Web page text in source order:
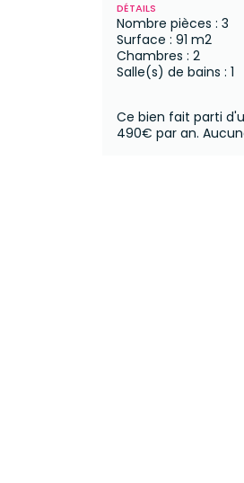
DÉTAILS
Nombre pièces : 3
Surface : 91 m2
Chambres : 2
Salle(s) de bains : 1
Ce bien fait parti
490€ par an.